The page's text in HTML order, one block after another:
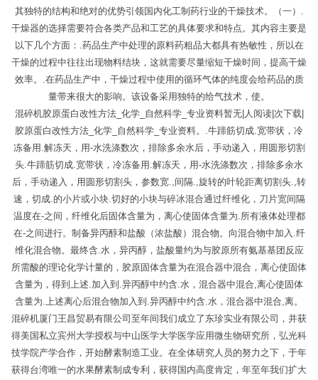
其独特的结构和绝对的优势引领国内化工制药行业的干燥技术。（一）.
干燥器的选择需要符合各类产品和工艺的具体要求和特点。其内容主要是
以下几个方面：.药品生产中处理的原料药粗品大都具有热敏性，所以在
干燥的过程中往往出现物料结块，这就需要尽量缩短干燥时间，提高干燥
效率。.在药品生产中，干燥过程中使用的循环气体的纯度会给药品的质
量带来很大的影响。该设备采用独特的给气技术，使。
混碎机胶原蛋白改性方法_化学_自然科学_专业资料暂无|人阅读|次下载|
胶原蛋白改性方法_化学_自然科学_专业资料。.牛蹄筋切成.宽带状，冷
冻备用.解冻天，用-水洗涤数次，排除多余水后，手动递入，用圆形切割
头.牛蹄筋切成.宽带状，冷冻备用.解冻天，用-水洗涤数次，排除多余水
后，手动递入，用圆形切割头，参数宽.,间隔.,旋转的叶轮距离切割头.,转
速，切成.的小片或小块.切好的小块与碎冰混合通过纤维化，刀片宽间隔
温度在-之间，纤维化后固体含量为，离心使固体含量为.所有液体处理都
在-之间进行。制备异丙醇和盐酸（浓盐酸）混合物。向混合物中加入.纤
维化混合物。最终含.水，异丙醇，盐酸量约为与胶原所有氨基基团反应
所需酸的理论化学计量的，胶原固体含量为在混合器中混合，离心使固体
含量为，得到上述.加入到.异丙醇中约含.水，混合器中混合,离心使固体
含量为.上述离心后混合物加入到.异丙醇中约含.水，混合器中混合,离。
混碎机厦门王昌贸易有限公司至年间我们成立了东珍实业有限公司，并获
得美国私立宾州大学授权与中山医学大学医学应用微生物研究所，弘光科
技学院产学合作，开始酵素制造工业。在全体研究人员的努力之下，于年
获得台湾唯一的水果酵素制成专利，获得国内高度肯定，年至年我们扩大